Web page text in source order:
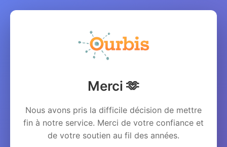
Merci 🫶
Nous avons pris la difficile décision de mettre
fin à notre service. Merci de votre confiance et
de votre soutien au fil des années.